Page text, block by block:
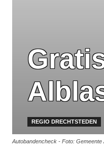
REGIO DRECHTSTEDEN
Autobandencheck - Foto: Gemeente